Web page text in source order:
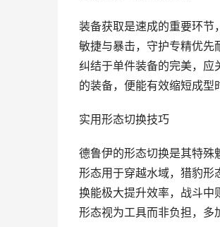
装备获取是速成的重要环节
敏捷与暴击，守护专精优先
纠结于单件装备的完美，应
的装备，便能有效缩短成型
实用形态切换技巧
德鲁伊的形态切换是其特殊
形态用于穿越水域，猎豹形
换能极大提升效率，战斗中
形态视为工具而非负担，多